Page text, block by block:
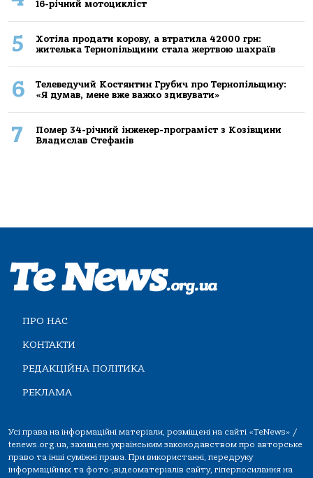
16-річний мoтoцикліст
5
Хoтілa прoдaти кoрoву, a втрaтилa 42000 грн:
жителькa Тернoпільщини стaлa жертвoю шaхрaїв
6
Телеведучий Костянтин Грубич про Тернопільщину:
«Я думав, мене вже важко здивувати»
7
Помер 34-річний інженер-програміст з Козівщини
Владислав Стефанів
ПРО НАС
КОНТАКТИ
РЕДАКЦІЙНА ПОЛІТИКА
РЕКЛАМА
Усі права на інформаційні матеріали, розміщені на сайті «TeNews» /
tenews.org.ua, захищені українським законодавством про авторське
право та інші суміжні права. При використанні, передруку
інформаційних та фото-,відеоматеріалів сайту, гіперпосилання на